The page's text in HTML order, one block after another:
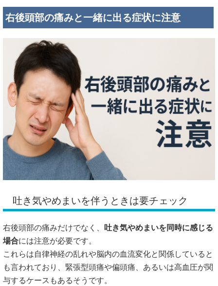
右後頭部の痛みと一緒に出る症状に注意
吐き気やめまいを伴うときは要チェック
右後頭部の痛みだけでなく、
吐き気やめまいを同時に感じる
場合には注意が必要です。
これらは自律神経の乱れや脳内の血流変化と関係していると
も言われており、緊張型頭痛や偏頭痛、あるいは高血圧が関
与するケースもあるそうです。